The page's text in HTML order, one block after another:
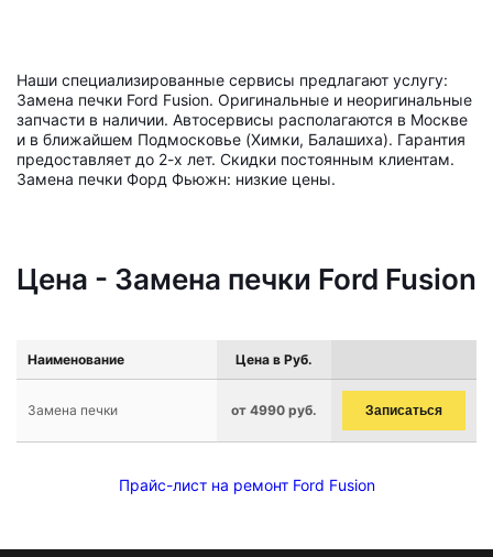
Наши специализированные сервисы предлагают услугу:
Замена печки Ford Fusion. Оригинальные и неоригинальные
запчасти в наличии. Автосервисы располагаются в Москве
и в ближайшем Подмосковье (Химки, Балашиха). Гарантия
предоставляет до 2-х лет. Скидки постоянным клиентам.
Замена печки Форд Фьюжн: низкие цены.
Цена - Замена печки Ford Fusion
Наименование Цена в Руб.
Замена печки от 4990 руб. Записаться
Прайс-лист на ремонт Ford Fusion